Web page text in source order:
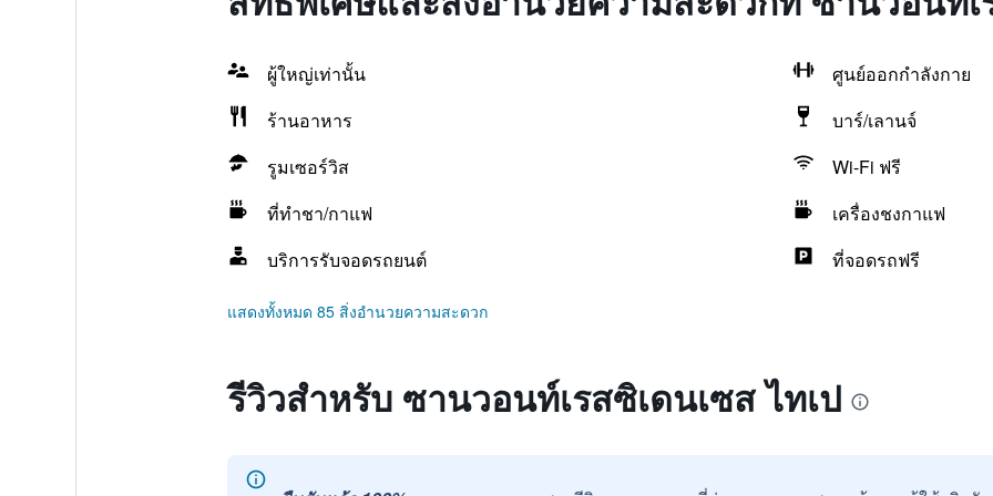
ผู้ใหญ่เท่านั้น
ศูนย์ออกกำลังกาย
ร้านอาหาร
บาร์/เลานจ์
รูมเซอร์วิส
Wi-Fi ฟรี
ที่ทำชา/กาแฟ
เครื่องชงกาแฟ
บริการรับจอดรถยนต์
ที่จอดรถฟรี
แสดงทั้งหมด 85 สิ่งอำนวยความสะดวก
รีวิวสำหรับ ซานวอนท์เรสซิเดนเซส ไทเป